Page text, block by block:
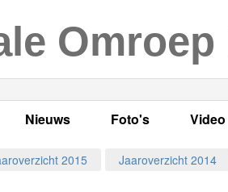
Nieuws
Actueel Lokaal Nieuws
Foto's
Algemeen
Video
LOK
2015 Jaaroverzicht 2014